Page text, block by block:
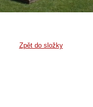
Zpět do složky